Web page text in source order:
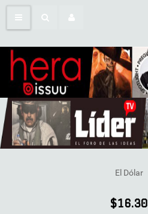
El Dólar
$16.30